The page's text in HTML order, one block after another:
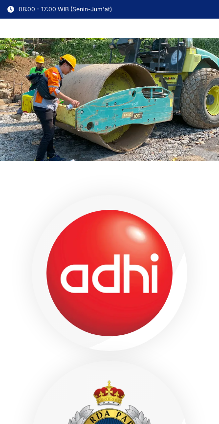
08:00 - 17:00 WIB (Senin-Jum'at)